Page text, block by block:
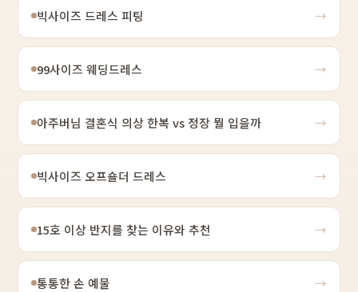
빅사이즈 드레스 피팅 →
99사이즈 웨딩드레스 →
아주버님 결혼식 의상 한복 vs 정장 뭘 입을까 →
빅사이즈 오프숄더 드레스 →
15호 이상 반지를 찾는 이유와 추천 →
통통한 손 예물 →